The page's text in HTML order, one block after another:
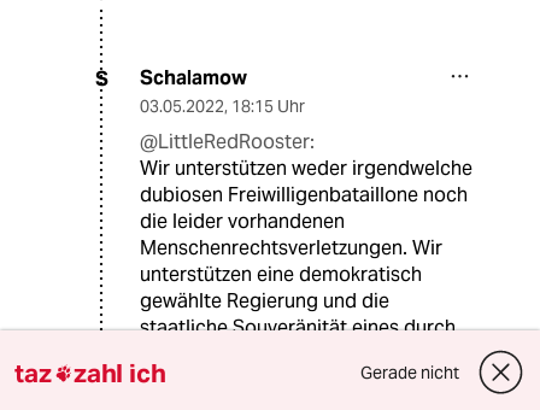
S Schalamow
03.05.2022, 18:15 Uhr
@LittleRedRooster:
Wir unterstützen weder irgendwelche
dubiosen Freiwilligenbataillone noch
die leider vorhandenen
Menschenrechtsverletzungen. Wir
unterstützen eine demokratisch
gewählte Regierung und die
staatliche Souveränität eines durch
bedrohten Landes. Selenskyi ist
taz zahl ich Gerade nicht